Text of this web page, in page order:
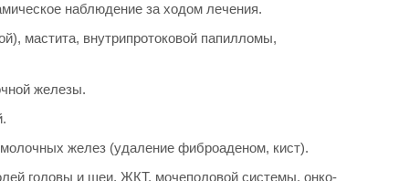
наблюдение за ходом лечения.
мастита, внутрипротоковой папилломы,
железы.
желез (удаление фиброаденом, кист).
головы и шеи, ЖКТ, мочеполовой системы, онко-